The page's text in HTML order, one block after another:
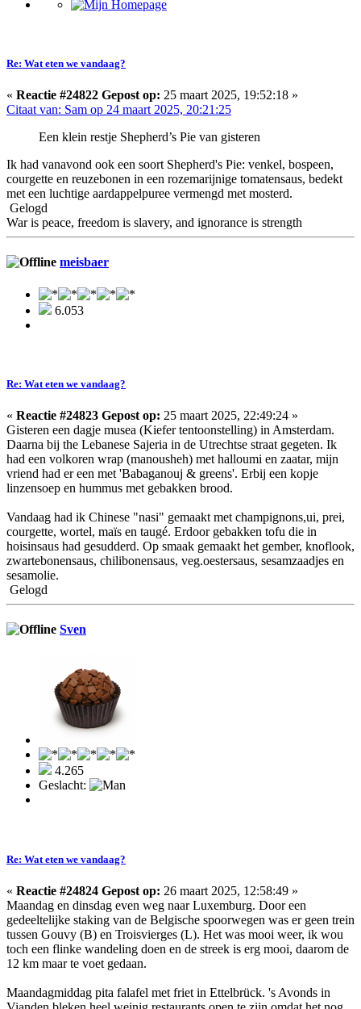
Re: Wat eten we vandaag?
« Reactie #24822 Gepost op: 25 maart 2025, 19:52:18 »
Citaat van: Sam op 24 maart 2025, 20:21:25
Een klein restje Shepherd’s Pie van gisteren
Ik had vanavond ook een soort Shepherd's Pie: venkel, bospeen,
courgette en reuzebonen in een rozemarijnige tomatensaus, bedekt
met een luchtige aardappelpuree vermengd met mosterd.
Gelogd
War is peace, freedom is slavery, and ignorance is strength
meisbaer
6.053
Re: Wat eten we vandaag?
« Reactie #24823 Gepost op: 25 maart 2025, 22:49:24 »
Gisteren een dagje musea (Kiefer tentoonstelling) in Amsterdam.
Daarna bij the Lebanese Sajeria in de Utrechtse straat gegeten. Ik
had een volkoren wrap (manousheh) met halloumi en zaatar, mijn
vriend had er een met 'Babaganouj & greens'. Erbij een kopje
linzensoep en hummus met gebakken brood.
Vandaag had ik Chinese "nasi" gemaakt met champignons,ui, prei,
courgette, wortel, maïs en taugé. Erdoor gebakken tofu die in
hoisinsaus had gesudderd. Op smaak gemaakt het gember, knoflook,
zwartebonensaus, chilibonensaus, veg.oestersaus, sesamzaadjes en
sesamolie.
Gelogd
Sven
4.265
Geslacht:
Re: Wat eten we vandaag?
« Reactie #24824 Gepost op: 26 maart 2025, 12:58:49 »
Maandag en dinsdag even weg naar Luxemburg. Door een
gedeeltelijke staking van de Belgische spoorwegen was er geen trein
tussen Gouvy (B) en Troisvierges (L). Het was mooi weer, ik wou
toch een flinke wandeling doen en de streek is erg mooi, daarom de
12 km maar te voet gedaan.
Maandagmiddag pita falafel met friet in Ettelbrück. 's Avonds in